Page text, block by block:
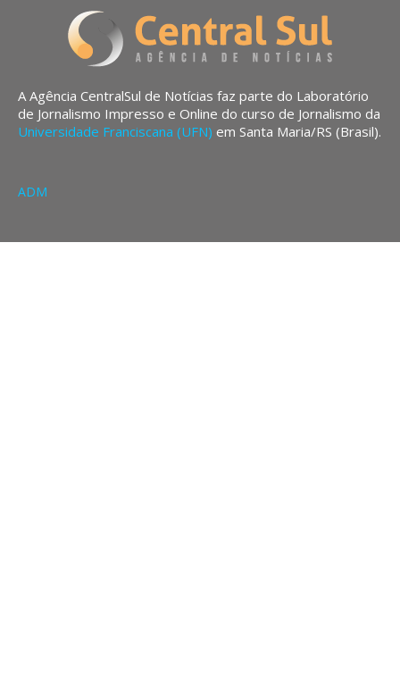
A Agência CentralSul de Notícias faz parte do Laboratório
de Jornalismo Impresso e Online do curso de Jornalismo da
Universidade Franciscana (UFN) em Santa Maria/RS (Brasil).
ADM